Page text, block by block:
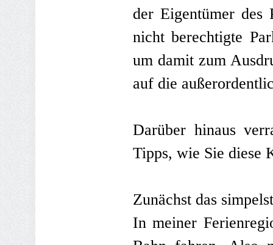
der Eigentümer des
nicht berechtigte
um damit zum
auf die
Darüber hinaus
Tipps, wie Sie diese
Zunächst das
In meiner